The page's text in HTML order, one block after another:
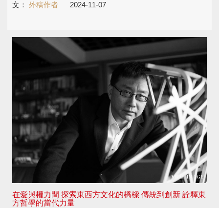
文： 外稿作者 2024-11-07
在愛與權力間 探索東西方文化的橋樑 傳統到創新 詮釋東
方哲學的當代力量